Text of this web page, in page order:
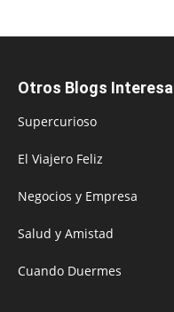
Otros Blogs
Supercurioso
El Viajero Feliz
Negocios y Empresa
Salud y Amistad
Cuando Duermes